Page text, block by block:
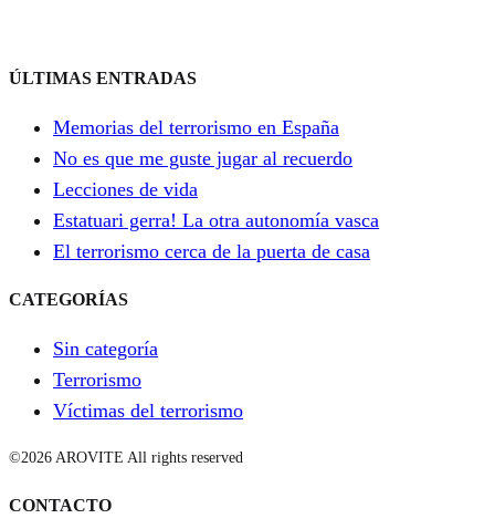
ÚLTIMAS ENTRADAS
Memorias del terrorismo en España
No es que me guste jugar al recuerdo
Lecciones de vida
Estatuari gerra! La otra autonomía vasca
El terrorismo cerca de la puerta de casa
CATEGORÍAS
Sin categoría
Terrorismo
Víctimas del terrorismo
©2026 AROVITE All rights reserved
CONTACTO